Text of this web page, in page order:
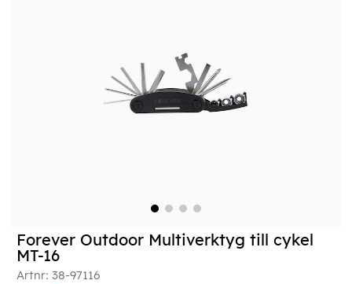
Forever Outdoor Multiverktyg till cykel
MT-16
Artnr: 38-97116